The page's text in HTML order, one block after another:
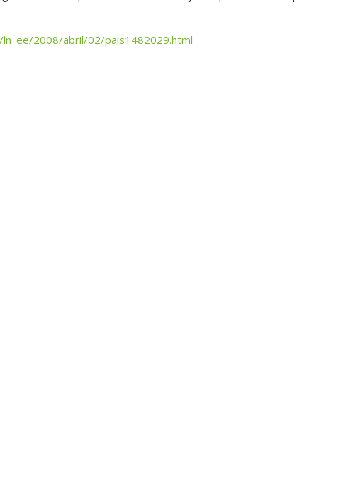
2008/abril/02/pais1482029.html